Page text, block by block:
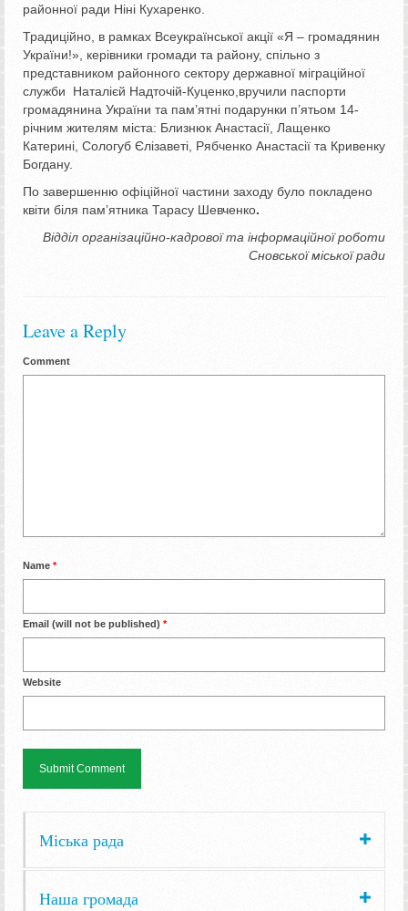
районної ради Ніні Кухаренко.
Традиційно, в рамках Всеукраїнської акції «Я – громадянин
України!», керівники громади та району, спільно з
представником районного сектору державної міграційної
служби Наталієй Надточій-Куценко,вручили паспорти
громадянина України та пам’ятні подарунки п’ятьом 14-
річним жителям міста: Близнюк Анастасії, Лащенко
Катерині, Сологуб Єлізаветі, Рябченко Анастасії та Кривенку
Богдану.
По завершенню офіційної частини заходу було покладено
квіти біля пам’ятника Тарасу Шевченко.
Відділ організаційно-кадрової та інформаційної роботи
Сновської міської ради
Leave a Reply
Comment
Name *
Email (will not be published) *
Website
Міська рада
Наша громада